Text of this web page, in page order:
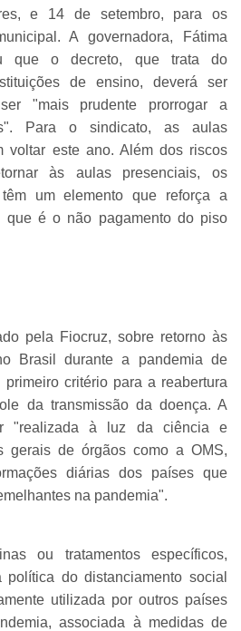
e 14 de setembro, para os
A governadora, Fátima
que o decreto, que trata do
de ensino, deverá ser
"mais prudente prorrogar a
Para o sindicato, as aulas
voltar este ano. Além dos riscos
às aulas presenciais, os
um elemento que reforça a
que é o não pagamento do piso
pela Fiocruz, sobre retorno às
Brasil durante a pandemia de
critério para a reabertura
da transmissão da doença. A
"realizada à luz da ciência e
gerais de órgãos como a OMS,
diárias dos países que
na pandemia".
ou tratamentos específicos,
do distanciamento social
utilizada por outros países
associada à medidas de